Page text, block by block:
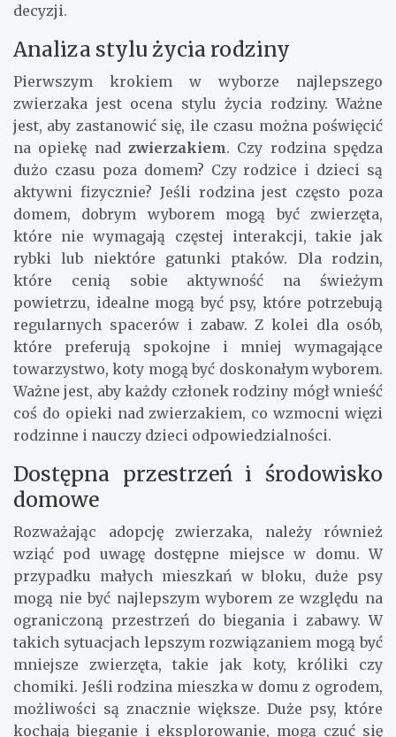
decyzji.
Analiza stylu życia rodziny
Pierwszym krokiem w wyborze najlepszego
zwierzaka jest ocena stylu życia rodziny. Ważne
jest, aby zastanowić się, ile czasu można poświęcić
na opiekę nad zwierzakiem. Czy rodzina spędza
dużo czasu poza domem? Czy rodzice i dzieci są
aktywni fizycznie? Jeśli rodzina jest często poza
domem, dobrym wyborem mogą być zwierzęta,
które nie wymagają częstej interakcji, takie jak
rybki lub niektóre gatunki ptaków. Dla rodzin,
które cenią sobie aktywność na świeżym
powietrzu, idealne mogą być psy, które potrzebują
regularnych spacerów i zabaw. Z kolei dla osób,
które preferują spokojne i mniej wymagające
towarzystwo, koty mogą być doskonałym wyborem.
Ważne jest, aby każdy członek rodziny mógł wnieść
coś do opieki nad zwierzakiem, co wzmocni więzi
rodzinne i nauczy dzieci odpowiedzialności.
Dostępna przestrzeń i środowisko
domowe
Rozważając adopcję zwierzaka, należy również
wziąć pod uwagę dostępne miejsce w domu. W
przypadku małych mieszkań w bloku, duże psy
mogą nie być najlepszym wyborem ze względu na
ograniczoną przestrzeń do biegania i zabawy. W
takich sytuacjach lepszym rozwiązaniem mogą być
mniejsze zwierzęta, takie jak koty, króliki czy
chomiki. Jeśli rodzina mieszka w domu z ogrodem,
możliwości są znacznie większe. Duże psy, które
kochają bieganie i eksplorowanie, mogą czuć się